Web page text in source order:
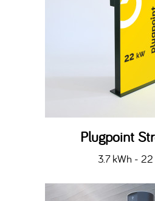
Plugpoint
3.7 kWh -